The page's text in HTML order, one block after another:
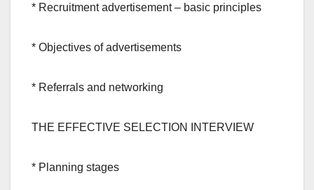
* Recruitment advertisement – basic principles
* Objectives of advertisements
* Referrals and networking
THE EFFECTIVE SELECTION INTERVIEW
* Planning stages